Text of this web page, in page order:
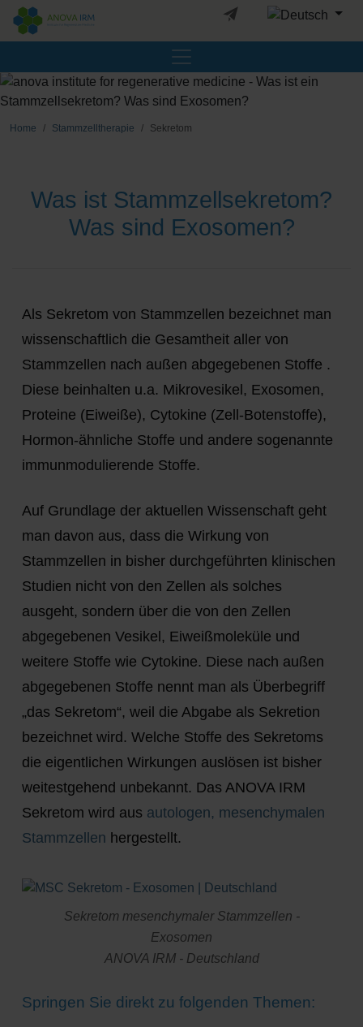
Sprache
Home Stammzelltherapie Sekretom
Was ist Stammzellsekretom?
Was sind Exosomen?
Als Sekretom von Stammzellen bezeichnet man
wissenschaftlich die Gesamtheit aller von
Stammzellen nach außen abgegebenen Stoffe .
Diese beinhalten u.a. Mikrovesikel, Exosomen,
Proteine (Eiweiße), Cytokine (Zell-Botenstoffe),
Hormon-ähnliche Stoffe und andere sogenannte
immunmodulierende Stoffe.
Auf Grundlage der aktuellen Wissenschaft geht
man davon aus, dass die Wirkung von
Stammzellen in bisher durchgeführten klinischen
Studien nicht von den Zellen als solches
ausgeht, sondern über die von den Zellen
abgegebenen Vesikel, Eiweißmoleküle und
weitere Stoffe wie Cytokine. Diese nach außen
abgegebenen Stoffe nennt man als Überbegriff
„das Sekretom“, weil die Abgabe als Sekretion
bezeichnet wird. Welche Stoffe des Sekretoms
die eigentlichen Wirkungen auslösen ist bisher
weitestgehend unbekannt. Das ANOVA IRM
Sekretom wird aus autologen, mesenchymalen
Stammzellen hergestellt.
Sekretom mesenchymaler Stammzellen -
Exosomen
ANOVA IRM - Deutschland
Springen Sie direkt zu folgenden Themen: